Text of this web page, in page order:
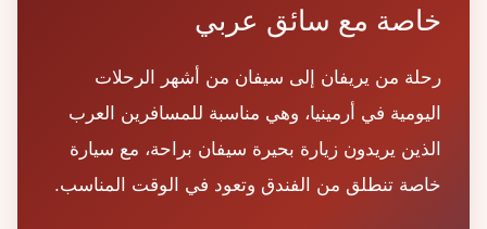
خاصة مع سائق عربي
رحلة من يريفان إلى سيفان من أشهر الرحلات
اليومية في أرمينيا، وهي مناسبة للمسافرين العرب
الذين يريدون زيارة بحيرة سيفان براحة، مع سيارة
خاصة تنطلق من الفندق وتعود في الوقت المناسب.